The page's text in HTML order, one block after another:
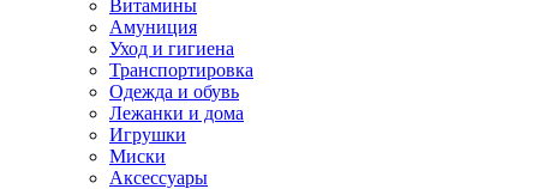
Витамины
Амуниция
Уход и гигиена
Транспортировка
Одежда и обувь
Лежанки и дома
Игрушки
Миски
Аксессуары